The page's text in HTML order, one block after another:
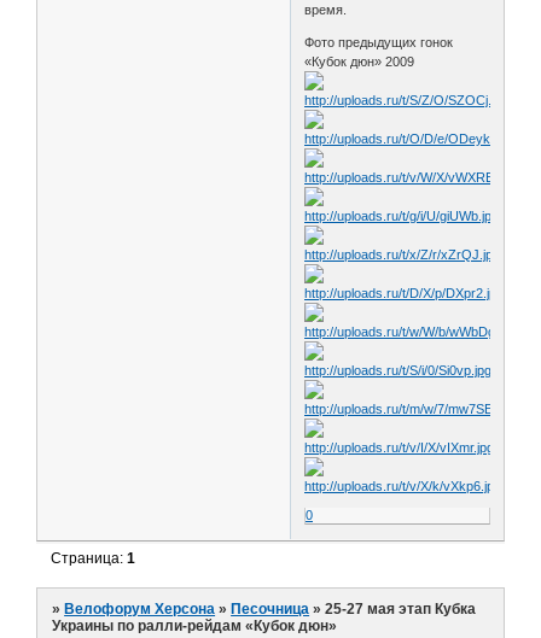
время.
Фото предыдущих гонок
«Кубок дюн» 2009
0
Страница:1
» Велофорум Херсона » Песочница »25-27 мая этап Кубка
Украины по ралли-рейдам «Кубок дюн»